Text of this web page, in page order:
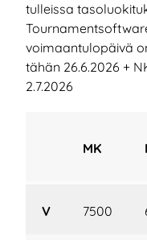
tulleissa
voimaantulopäivä
tähän 26.6.2026 +
2.7.2026
MK
V 7500